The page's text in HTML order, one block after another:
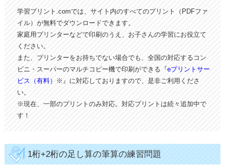
学習プリント.comでは、サイト内のすべてのプリント（PDFファ
イル）が無料でダウンロードできます。
家庭用プリンターなどで印刷のうえ、お子さんの学習にお役立て
ください。
また、プリンターをお持ちでない場合でも、全国の対応するコン
ビニ・スーパーのマルチコピー機で印刷ができる『eプリントサー
ビス（有料）
※』に対応しておりますので、是非ご利用くださ
い。
※現在、一部のプリントのみ対応。対応プリントは続々追加中で
す！
1桁+2桁の足し算の筆算の練習問題